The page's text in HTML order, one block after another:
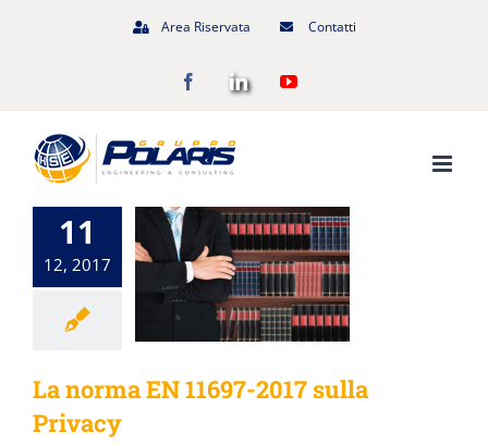
Area Riservata Contatti
FacebookLinkedInYouTube
11
12, 2017
La norma EN 11697-2017 sulla
Privacy